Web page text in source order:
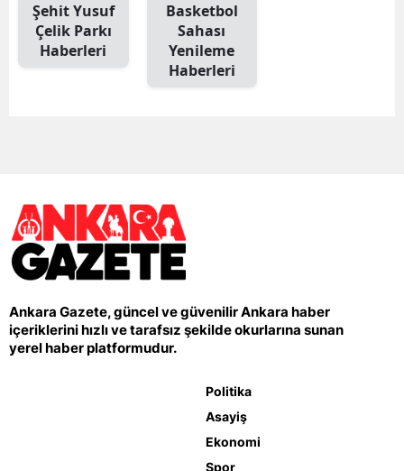
Şehit Yusuf
Çelik Parkı
Haberleri
Basketbol
Sahası
Yenileme
Haberleri
Ankara Gazete, güncel ve güvenilir Ankara haber
içeriklerini hızlı ve tarafsız şekilde okurlarına sunan
yerel haber platformudur.
Politika
Asayiş
Ekonomi
Spor